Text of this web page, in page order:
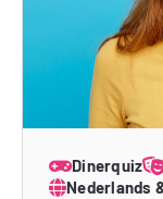
Dinerquiz
Nederlands